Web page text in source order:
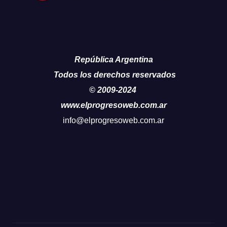
República Argentina
Todos los derechos reservados
© 2009-2024
www.elprogresoweb.com.ar
info@elprogresoweb.com.ar